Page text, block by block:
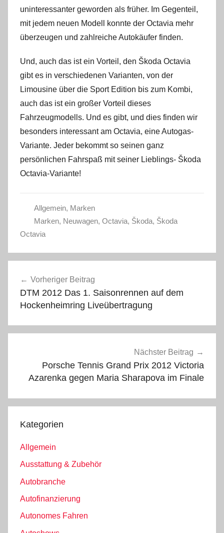
uninteressanter geworden als früher. Im Gegenteil,
mit jedem neuen Modell konnte der Octavia mehr
überzeugen und zahlreiche Autokäufer finden.
Und, auch das ist ein Vorteil, den Škoda Octavia
gibt es in verschiedenen Varianten, von der
Limousine über die Sport Edition bis zum Kombi,
auch das ist ein großer Vorteil dieses
Fahrzeugmodells. Und es gibt, und dies finden wir
besonders interessant am Octavia, eine Autogas-
Variante. Jeder bekommt so seinen ganz
persönlichen Fahrspaß mit seiner Lieblings- Škoda
Octavia-Variante!
Allgemein, Marken
Marken, Neuwagen, Octavia, Škoda, Škoda
Octavia
Vorheriger Beitrag
DTM 2012 Das 1. Saisonrennen auf dem
Hockenheimring Liveübertragung
Nächster Beitrag
Porsche Tennis Grand Prix 2012 Victoria
Azarenka gegen Maria Sharapova im Finale
Kategorien
Allgemein
Ausstattung & Zubehör
Autobranche
Autofinanzierung
Autonomes Fahren